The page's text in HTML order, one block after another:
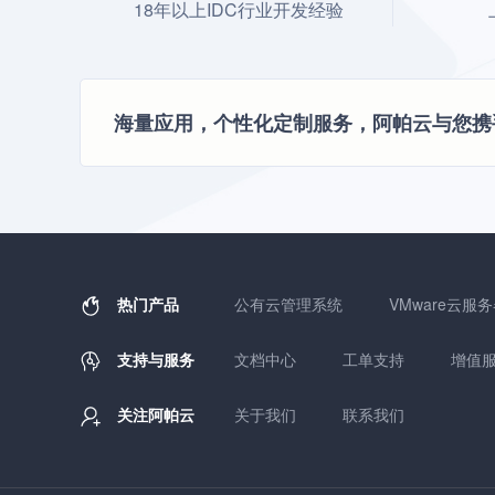
18年以上IDC行业开发经验
海量应用，个性化定制服务，阿帕云与您
热门产品 公有云管理系统 VMware云服
支持与服务 文档中心 工单支持 增值
关注阿帕云 关于我们 联系我们